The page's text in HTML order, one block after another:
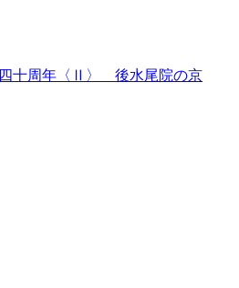
十周年〈Ⅱ〉 後水尾院の京